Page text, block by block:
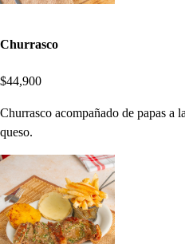
Churrasco
$44,900
Churrasco acompañado de papas a
queso.